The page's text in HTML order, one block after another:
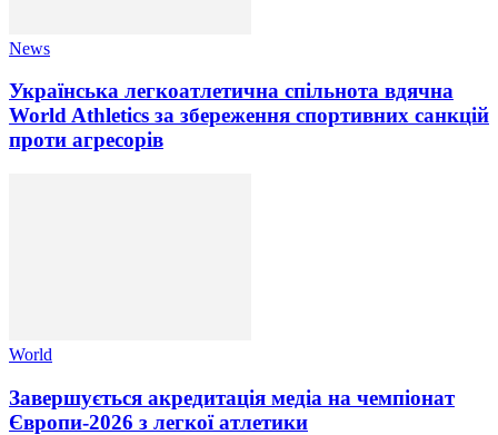
News
Українська легкоатлетична спільнота вдячна
World Athletics за збереження спортивних санкцій
проти агресорів
World
Завершується акредитація медіа на чемпіонат
Європи-2026 з легкої атлетики